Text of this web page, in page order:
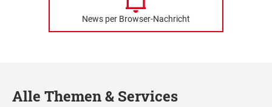
News per Browser-Nachricht
Alle Themen & Services